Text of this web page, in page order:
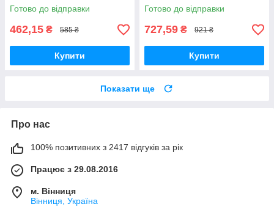
Готово до відправки
462,15 ₴ 585 ₴
Купити
Готово до відправки
727,59 ₴ 921 ₴
Купити
Показати ще
Про нас
100% позитивних з 2417 відгуків за рік
Працює з 29.08.2016
м. Вінниця
Вінниця, Україна